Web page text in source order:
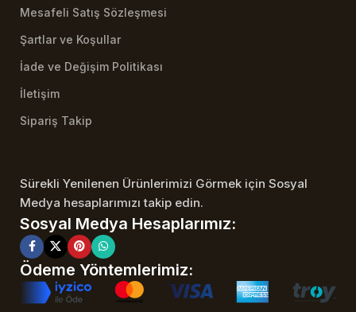
Mesafeli Satış Sözleşmesi
Şartlar ve Koşullar
İade ve Değişim Politikası
İletişim
Sipariş Takip
Sürekli Yenilenen Ürünlerimizi Görmek için Sosyal
Medya hesaplarımızı takip edin.
Sosyal Medya Hesaplarımız:
Ödeme Yöntemlerimiz: